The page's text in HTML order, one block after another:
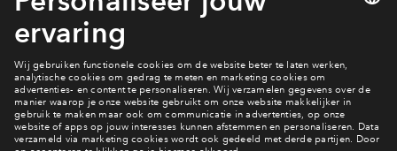
Interesse?
Spreekt het verhaal van Gerwin jou aan? Laat dan je gegevens
achter. Dan weten wij dat je belangstelling hebt en houden
we je op de hoogte. Zoals het er nu naar uitziet, start de
verkoop van Stationspark in maart/april 2018.